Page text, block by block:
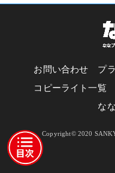
お問い合わせ プ
コピーライト一覧
な
Copyright© 2020